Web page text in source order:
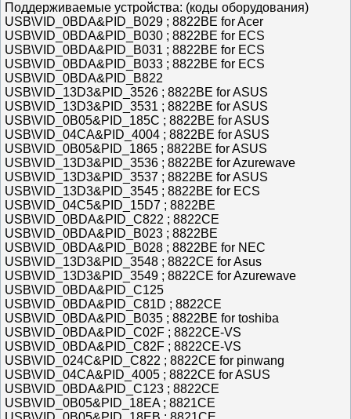
Поддерживаемые устройства: (коды оборудования)
USB\VID_0BDA&PID_B029 ; 8822BE for Acer
USB\VID_0BDA&PID_B030 ; 8822BE for ECS
USB\VID_0BDA&PID_B031 ; 8822BE for ECS
USB\VID_0BDA&PID_B033 ; 8822BE for ECS
USB\VID_0BDA&PID_B822
USB\VID_13D3&PID_3526 ; 8822BE for ASUS
USB\VID_13D3&PID_3531 ; 8822BE for ASUS
USB\VID_0B05&PID_185C ; 8822BE for ASUS
USB\VID_04CA&PID_4004 ; 8822BE for ASUS
USB\VID_0B05&PID_1865 ; 8822BE for ASUS
USB\VID_13D3&PID_3536 ; 8822BE for Azurewave
USB\VID_13D3&PID_3537 ; 8822BE for ASUS
USB\VID_13D3&PID_3545 ; 8822BE for ECS
USB\VID_04C5&PID_15D7 ; 8822BE
USB\VID_0BDA&PID_C822 ; 8822CE
USB\VID_0BDA&PID_B023 ; 8822BE
USB\VID_0BDA&PID_B028 ; 8822BE for NEC
USB\VID_13D3&PID_3548 ; 8822CE for Asus
USB\VID_13D3&PID_3549 ; 8822CE for Azurewave
USB\VID_0BDA&PID_C125
USB\VID_0BDA&PID_C81D ; 8822CE
USB\VID_0BDA&PID_B035 ; 8822BE for toshiba
USB\VID_0BDA&PID_C02F ; 8822CE-VS
USB\VID_0BDA&PID_C82F ; 8822CE-VS
USB\VID_024C&PID_C822 ; 8822CE for pinwang
USB\VID_04CA&PID_4005 ; 8822CE for ASUS
USB\VID_0BDA&PID_C123 ; 8822CE
USB\VID_0B05&PID_18EA ; 8821CE